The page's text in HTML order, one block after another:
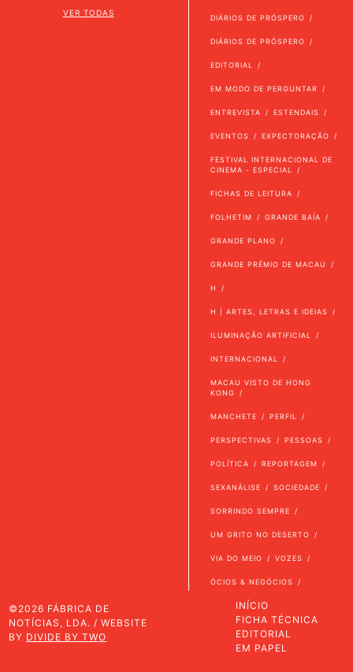
VER TODAS
DIÁRIOS DE PRÓSPERO
DIÁRIOS DE PRÓSPERO
EDITORIAL
EM MODO DE PERGUNTAR
ENTREVISTA ESTENDAIS
EVENTOS EXPECTORAÇÃO
FESTIVAL INTERNACIONAL DE
CINEMA - ESPECIAL
FICHAS DE LEITURA
FOLHETIM GRANDE BAÍA
GRANDE PLANO
GRANDE PRÉMIO DE MACAU
H
H | ARTES, LETRAS E IDEIAS
ILUMINAÇÃO ARTIFICIAL
INTERNACIONAL
MACAU VISTO DE HONG
KONG
MANCHETE PERFIL
PERSPECTIVAS PESSOAS
POLÍTICA REPORTAGEM
SEXANÁLISE SOCIEDADE
SORRINDO SEMPRE
UM GRITO NO DESERTO
VIA DO MEIO VOZES
ÓCIOS & NEGÓCIOS
©2026 FÁBRICA DE
NOTÍCIAS, LDA. / WEBSITE
BY DIVIDE BY TWO
INÍCIO
FICHA TÉCNICA
EDITORIAL
EM PAPEL